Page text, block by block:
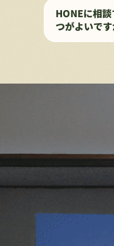
HONEに相
つがよいです